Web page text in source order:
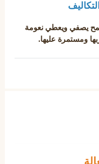
يصفي ويعطي نعومة
ومستمرة عليها.